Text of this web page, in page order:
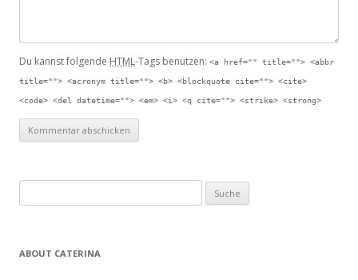
Du kannst folgende HTML-Tags benutzen: <a href="" title=""> <abbr
title=""> <acronym title=""> <b> <blockquote cite=""> <cite>
<code> <del datetime=""> <em> <i> <q cite=""> <strike> <strong>
ABOUT CATERINA